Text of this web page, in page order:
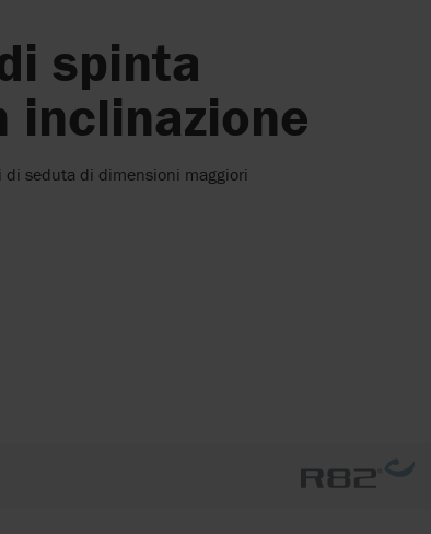
spinta
inclinazione
seduta di dimensioni maggiori